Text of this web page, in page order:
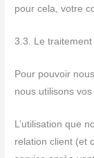
pour cela, votre
3.3. Le
Pour pouvoir
nous utilisons vos
L’utilisation que
relation client (et